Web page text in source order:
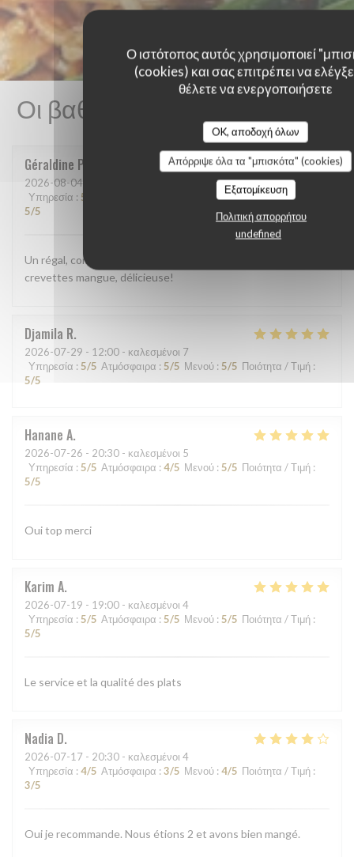
Ο ιστότοπος αυτός χρησιμοποιεί
(cookies) και σας επιτρέπει να
θέλετε να ενεργοποιήσετε
OK, αποδοχή όλων
Απόρριψε όλα τα "μπισκότα" (cookies)
Εξατομίκευση
Πολιτική απορρήτου
undefined
Οι βαθμολογίες πελατών μας
Géraldine P
2026-08-04
Υπηρεσία : 5 :5/5 Ποιότητα / Τιμή
5/5
Un régal, comme d'habitude. Cette fois ci j'ai pris la salade
crevettes mangue, délicieuse!
Djamila R
2026-07-29 - 12:00 - καλεσμένοι 7
Υπηρεσία : 5/5 Ατμόσφαιρα : 5/5 Μενού : 5/5 Ποιότητα / Τιμή :
5/5
Hanane A
2026-07-26 - 20:30 - καλεσμένοι 5
Υπηρεσία : 5/5 Ατμόσφαιρα : 4/5 Μενού : 5/5 Ποιότητα / Τιμή :
5/5
Oui top merci
Karim A
2026-07-19 - 19:00 - καλεσμένοι 4
Υπηρεσία : 5/5 Ατμόσφαιρα : 5/5 Μενού : 5/5 Ποιότητα / Τιμή :
5/5
Le service et la qualité des plats
Nadia D
2026-07-17 - 20:30 - καλεσμένοι 4
Υπηρεσία : 4/5 Ατμόσφαιρα : 3/5 Μενού : 4/5 Ποιότητα / Τιμή :
3/5
Oui je recommande. Nous étions 2 et avons bien mangé.